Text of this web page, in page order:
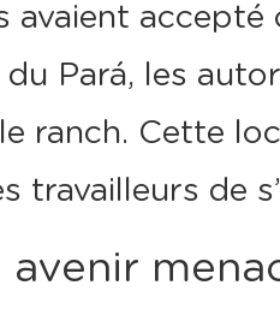
avaient accepté
du Pará, les
ranch. Cette
travailleurs de
avenir